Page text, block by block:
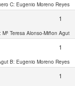
C: Eugenio Moreno Reyes
1
Mª Teresa Alonso-Miñon Agut
1
B: Eugenio Moreno Reyes
1